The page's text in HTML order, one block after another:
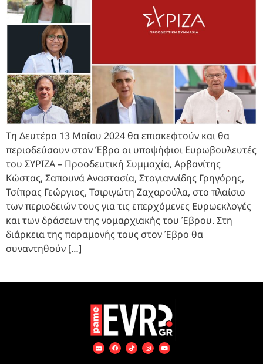
Τη Δευτέρα 13 Μαΐου 2024 θα επισκεφτούν και θα
περιοδεύσουν στον Έβρο οι υποψήφιοι Ευρωβουλευτές
του ΣΥΡΙΖΑ – Προοδευτική Συμμαχία, Αρβανίτης
Κώστας, Σαπουνά Αναστασία, Στογιαννίδης Γρηγόρης,
Τσίπρας Γεώργιος, Τσιριγώτη Ζαχαρούλα, στο πλαίσιο
των περιοδειών τους για τις επερχόμενες Ευρωεκλογές
και των δράσεων της νομαρχιακής του Έβρου. Στη
διάρκεια της παραμονής τους στον Έβρο θα
συναντηθούν […]